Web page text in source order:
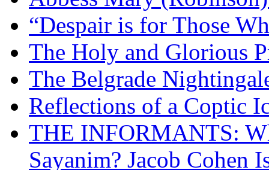
“Despair is for Those
The Holy and Glorious
The Belgrade
Reflections of a Coptic
THE INFORMANTS:
Sayanim? Jacob Cohen